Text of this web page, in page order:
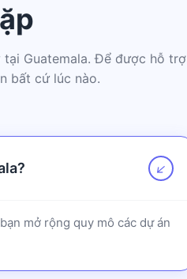
Guatemala. Để được hỗ trợ
bất cứ lúc nào.
↗
mở rộng quy mô các dự án